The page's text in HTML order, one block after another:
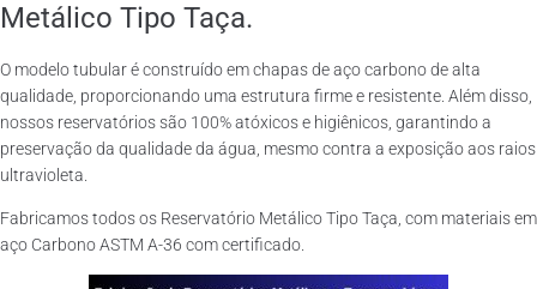
Metálico Tipo Taça.
O modelo tubular é construído em chapas de aço carbono de alta
qualidade, proporcionando uma estrutura firme e resistente. Além disso,
nossos reservatórios são 100% atóxicos e higiênicos, garantindo a
preservação da qualidade da água, mesmo contra a exposição aos raios
ultravioleta.
Fabricamos todos os Reservatório Metálico Tipo Taça, com materiais em
aço Carbono ASTM A-36 com certificado.